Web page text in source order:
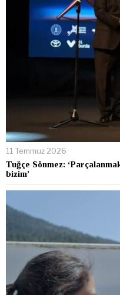
11 Temmuz 2026
Tuğçe Sönmez:
bizim’